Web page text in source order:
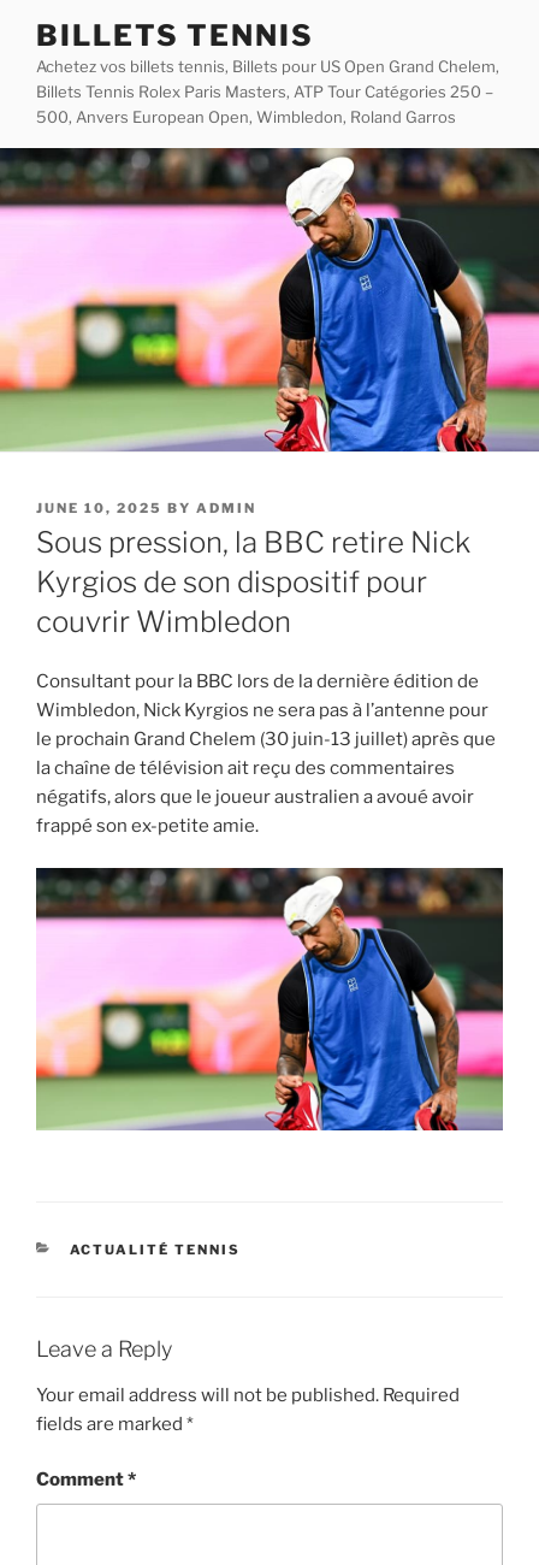
content
BILLETS TENNIS
Achetez vos billets tennis, Billets pour US Open Grand Chelem,
Billets Tennis Rolex Paris Masters, ATP Tour Catégories 250 –
500, Anvers European Open, Wimbledon, Roland Garros
POSTED
ON
JUNE 10, 2025 BY ADMIN
Sous pression, la BBC retire Nick
Kyrgios de son dispositif pour
couvrir Wimbledon
Consultant pour la BBC lors de la dernière édition de
Wimbledon, Nick Kyrgios ne sera pas à l’antenne pour
le prochain Grand Chelem (30 juin-13 juillet) après que
la chaîne de télévision ait reçu des commentaires
négatifs, alors que le joueur australien a avoué avoir
frappé son ex-petite amie.
CATEGORIES
ACTUALITÉ TENNIS
Leave a Reply
Your email address will not be published. Required
fields are marked *
Comment*